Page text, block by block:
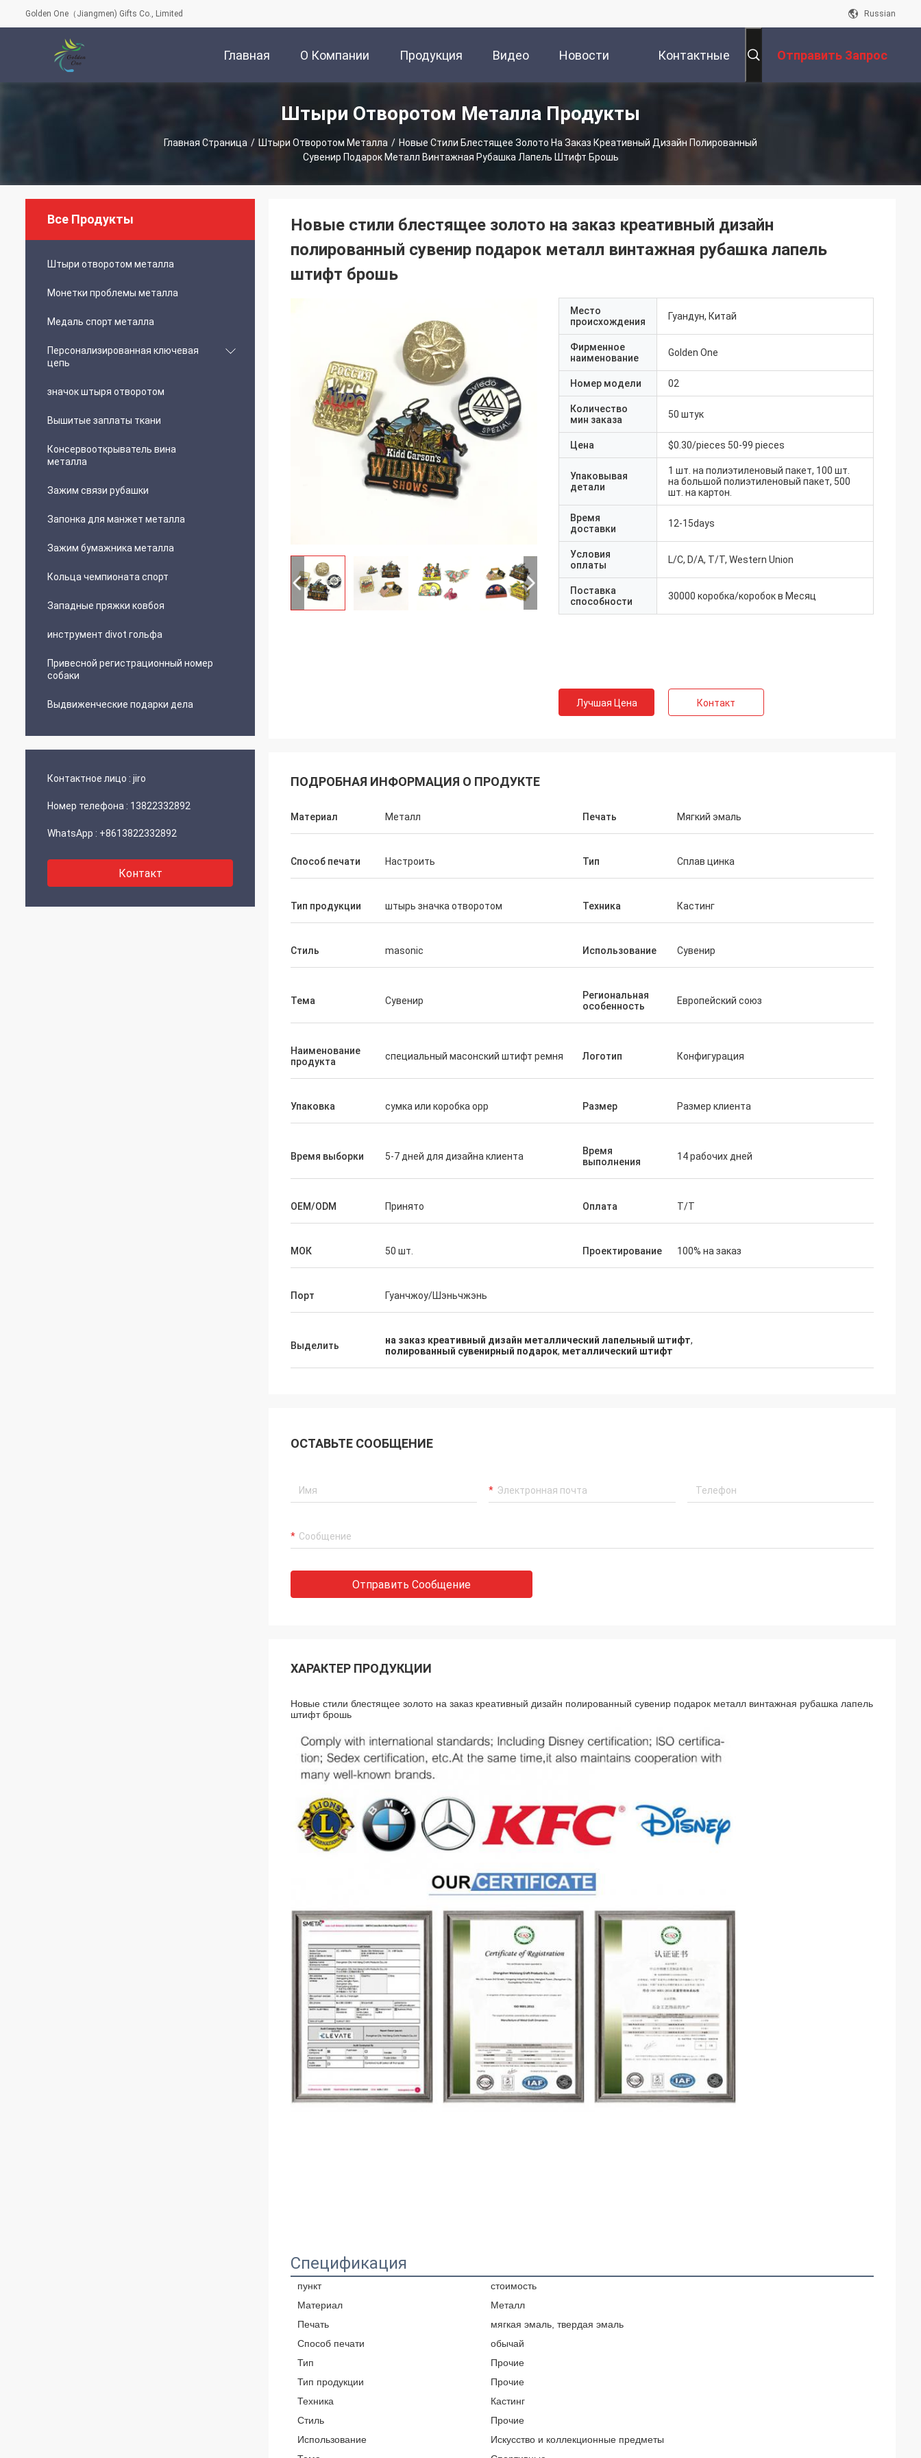
Golden One（Jiangmen) Gifts Co., Limited Russian
Главная О Компании Продукция Видео Новости Контактные Отправить Запрос
Штыри Отворотом Металла Продукты
Главная Страница / Штыри Отворотом Металла / Новые Стили Блестящее Золото На Заказ Креативный Дизайн Полированный
Сувенир Подарок Металл Винтажная Рубашка Лапель Штифт Брошь
Все Продукты
Штыри отворотом металла
Монетки проблемы металла
Медаль спорт металла
Персонализированная ключевая
цепь
значок штыря отворотом
Вышитые заплаты ткани
Консервооткрыватель вина
металла
Зажим связи рубашки
Запонка для манжет металла
Зажим бумажника металла
Кольца чемпионата спорт
Западные пряжки ковбоя
инструмент divot гольфа
Привесной регистрационный номер
собаки
Выдвиженческие подарки дела
Контактное лицо : jiro
Номер телефона : 13822332892
WhatsApp : +8613822332892
Контакт
Новые стили блестящее золото на заказ креативный дизайн
полированный сувенир подарок металл винтажная рубашка лапель
штифт брошь
Место
происхождения
Гуандун, Китай
Фирменное
наименование
Golden One
Номер модели 02
Количество
мин заказа
50 штук
Цена $0.30/pieces 50-99 pieces
Упаковывая
детали
1 шт. на полиэтиленовый пакет, 100 шт.
на большой полиэтиленовый пакет, 500
шт. на картон.
Время
доставки
12-15days
Условия
оплаты
L/C, D/A, T/T, Western Union
Поставка
способности
30000 коробка/коробок в Месяц
Лучшая Цена Контакт
ПОДРОБНАЯ ИНФОРМАЦИЯ О ПРОДУКТЕ
Материал Металл Печать Мягкий эмаль
Способ печати Настроить Тип Сплав цинка
Тип продукции штырь значка отворотом Техника Кастинг
Стиль masonic Использование Сувенир
Тема Сувенир
Региональная
особенность
Европейский союз
Наименование
продукта
специальный масонский штифт ремня Логотип Конфигурация
Упаковка сумка или коробка opp Размер Размер клиента
Время выборки 5-7 дней для дизайна клиента
Время
выполнения
14 рабочих дней
OEM/ODM Принято Оплата T/T
МОК 50 шт. Проектирование 100% на заказ
Порт Гуанчжоу/Шэньчжэнь
Выделить на заказ креативный дизайн металлический лапельный штифт,
полированный сувенирный подарок, металлический штифт
ОСТАВЬТЕ СООБЩЕНИЕ
Отправить Сообщение
ХАРАКТЕР ПРОДУКЦИИ
Новые стили блестящее золото на заказ креативный дизайн полированный сувенир подарок металл винтажная рубашка лапель
штифт брошь
Спецификация
пункт
стоимость
Материал
Металл
Печать
мягкая эмаль, твердая эмаль
Способ печати
обычай
Тип
Прочие
Тип продукции
Прочие
Техника
Кастинг
Стиль
Прочие
Использование
Искусство и коллекционные предметы